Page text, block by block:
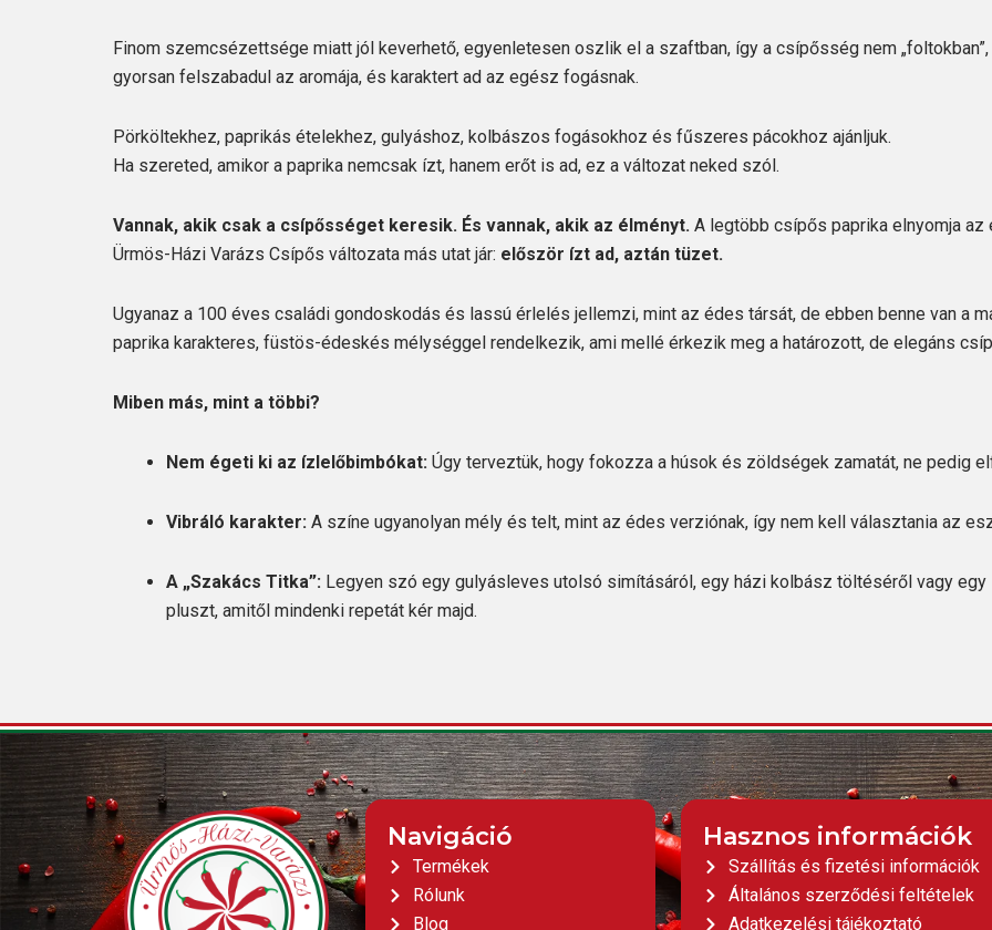
Finom szemcsézettsége miatt jól keverhető, egyenletesen oszlik el a szaftban, így a csípősség nem
gyorsan felszabadul az aromája, és karaktert ad az egész fogásnak.
Pörköltekhez, paprikás ételekhez, gulyáshoz, kolbászos fogásokhoz és fűszeres pácokhoz ajánljuk.
Ha szereted, amikor a paprika nemcsak ízt, hanem erőt is ad, ez a változat neked szól.
Vannak, akik csak a csípősséget keresik. És vannak, akik az élményt. A legtöbb csípős paprika elnyomja az
Ürmös-Házi Varázs Csípős változata más utat jár: először ízt ad, aztán tüzet.
Ugyanaz a 100 éves családi gondoskodás és lassú érlelés jellemzi, mint az édes társát, de ebben benne van a
paprika karakteres, füstös-édeskés mélységgel rendelkezik, ami mellé érkezik meg a határozott, de elegáns
Miben más, mint a többi?
Nem égeti ki az ízlelőbimbókat: Úgy terveztük, hogy fokozza a húsok és zöldségek zamatát, ne pedig
Vibráló karakter: A színe ugyanolyan mély és telt, mint az édes verziónak, így nem kell választania az
A „Szakács Titka”: Legyen szó egy gulyásleves utolsó simításáról, egy házi kolbász töltéséről vagy
pluszt, amitől mindenki repetát kér majd.
Navigáció
Termékek
Rólunk
Blog
Hasznos információk
Szállítás és fizetési információk
Általános szerződési feltételek
Adatkezelési tájékoztató